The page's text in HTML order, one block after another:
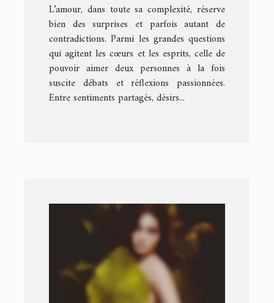
L’amour, dans toute sa complexité, réserve
bien des surprises et parfois autant de
contradictions. Parmi les grandes questions
qui agitent les cœurs et les esprits, celle de
pouvoir aimer deux personnes à la fois
suscite débats et réflexions passionnées.
Entre sentiments partagés, désirs...